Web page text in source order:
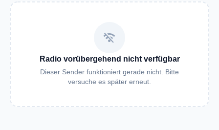
wifi_off
Radio vorübergehend nicht verfügbar
Dieser Sender funktioniert gerade nicht. Bitte
versuche es später erneut.